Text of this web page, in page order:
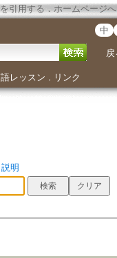
引用する ． ホームページへ
中
戻
レッスン ． リンク
説明